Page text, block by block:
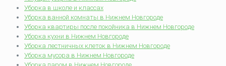
Уборка в школе и классах
Уборка ванной комнаты в Нижнем Новгороде
Уборка квартиры после покойника в Нижнем Новгороде
Уборка кухни в Нижнем Новгороде
Уборка лестничных клеток в Нижнем Новгороде
Уборка мусора в Нижнем Новгороде